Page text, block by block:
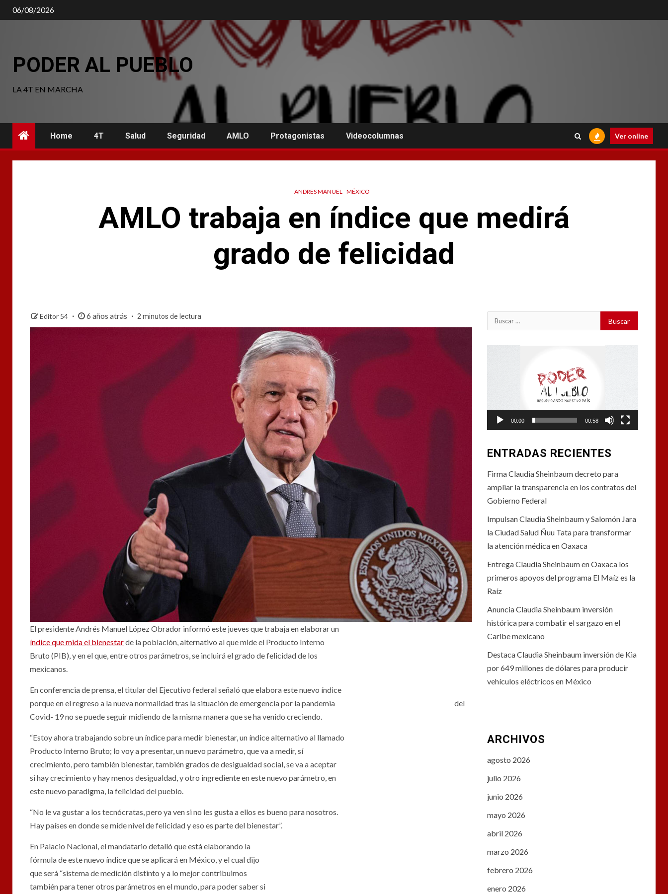
Saltar
al
06/08/2026
PODER AL PUEBLO
LA 4T EN MARCHA
Home 4T Salud Seguridad AMLO Protagonistas Videocolumnas Ver online
ANDRES MANUEL MÉXICO
AMLO trabaja en índice que medirá
grado de felicidad
Editor 54 6 años atrás 2 minutos de lectura
El presidente Andrés Manuel López Obrador informó este jueves que trabaja en elaborar un
índice que mida el bienestarde la población, alternativo al que mide el Producto Interno
Bruto (PIB), y en el que, entre otros parámetros, se incluirá el grado de felicidad de los
mexicanos.
En conferencia de prensa, el titular del Ejecutivo federal señaló que elabora este nuevo índice
porque en el regreso a la nueva normalidad tras la situación de emergencia por la pandemia del
Covid- 19 no se puede seguir midiendo de la misma manera que se ha venido creciendo.
“Estoy ahora trabajando sobre un índice para medir bienestar, un índice alternativo al llamado
Producto Interno Bruto; lo voy a presentar, un nuevo parámetro, que va a medir, sí
crecimiento, pero también bienestar, también grados de desigualdad social, se va a aceptar
si hay crecimiento y hay menos desigualdad, y otro ingrediente en este nuevo parámetro, en
este nuevo paradigma, la felicidad del pueblo.
“No le va gustar a los tecnócratas, pero ya ven si no les gusta a ellos es bueno para nosotros.
Hay países en donde se mide nivel de felicidad y eso es parte del bienestar”.
En Palacio Nacional, el mandatario detalló que está elaborando la
fórmula de este nuevo índice que se aplicará en México, y el cual dijo
que será “sistema de medición distinto y a lo mejor contribuimos
también para tener otros parámetros en el mundo, para poder saber si
Buscar:
00:00 00:58
ENTRADAS RECIENTES
Firma Claudia Sheinbaum decreto para
ampliar la transparencia en los contratos del
Gobierno Federal
Impulsan Claudia Sheinbaum y Salomón Jara
la Ciudad Salud Ñuu Tata para transformar
la atención médica en Oaxaca
Entrega Claudia Sheinbaum en Oaxaca los
primeros apoyos del programa El Maíz es la
Raíz
Anuncia Claudia Sheinbaum inversión
histórica para combatir el sargazo en el
Caribe mexicano
Destaca Claudia Sheinbaum inversión de Kia
por 649 millones de dólares para producir
vehículos eléctricos en México
ARCHIVOS
agosto 2026
julio 2026
junio 2026
mayo 2026
abril 2026
marzo 2026
febrero 2026
enero 2026